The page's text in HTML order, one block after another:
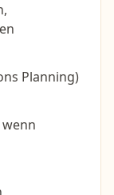
Planning)